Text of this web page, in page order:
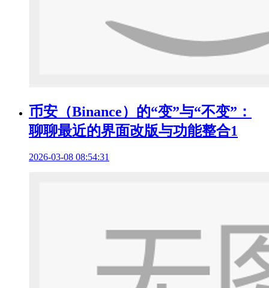
币安（Binance）的“变”与“不变”：
聊聊最近的界面改版与功能整合1
2026-03-08 08:54:31